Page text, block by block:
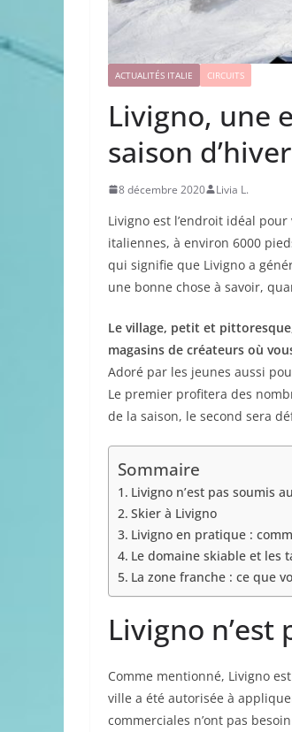
ACTUALITÉS ITALIE CIRCUITS
Livigno, une
saison d’hiver
8 décembre 2020 Livia L.
Livigno est l’endroit idéal
italiennes, à environ 6000
qui signifie que Livigno a
une bonne chose à savoir,
Le village, petit et
magasins de créateurs où
Adoré par les jeunes aussi
Le premier profitera des
de la saison, le second sera
Sommaire
Livigno n’est pas soumis
Skier à Livigno
Livigno en pratique :
Le domaine skiable et les
La zone franche : ce que
Livigno n’est
Comme mentionné, Livigno
ville a été autorisée à
commerciales n’ont pas